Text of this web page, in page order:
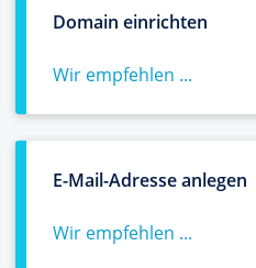
Domain einrichten
Wir empfehlen ...
E-Mail-Adresse anlegen
Wir empfehlen ...